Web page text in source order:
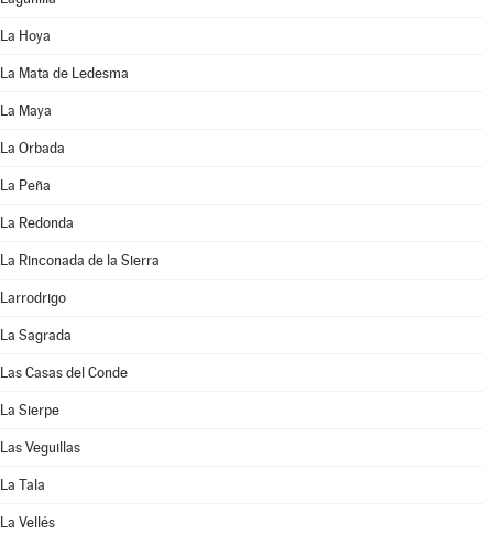
La Hoya
La Mata de Ledesma
La Maya
La Orbada
La Peña
La Redonda
La Rinconada de la Sierra
Larrodrigo
La Sagrada
Las Casas del Conde
La Sierpe
Las Veguillas
La Tala
La Vellés